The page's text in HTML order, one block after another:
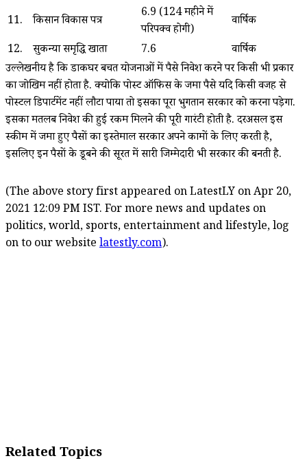
11.
किसान विकास पत्र
6.9 (124 महीने में
परिपक्व होगी)
वार्षिक
12.
सुकन्या समृद्धि खाता 7.6
वार्षिक
उल्लेखनीय है कि डाकघर बचत योजनाओं में पैसे निवेश करने पर किसी भी प्रकार
का जोखिम नहीं होता है. क्योकि पोस्ट ऑफिस के जमा पैसे यदि किसी वजह से
पोस्टल डिपार्टमेंट नहीं लौटा पाया तो इसका पूरा भुगतान सरकार को करना पड़ेगा.
इसका मतलब निवेश की हुई रकम मिलने की पूरी गारंटी होती है. दरअसल इस
स्कीम में जमा हुए पैसों का इस्तेमाल सरकार अपने कामों के लिए करती है,
इसलिए इन पैसों के डूबने की सूरत में सारी जिम्मेदारी भी सरकार की बनती है.
(The above story first appeared on LatestLY on Apr 20,
2021 12:09 PM IST. For more news and updates on
politics, world, sports, entertainment and lifestyle, log
on to our website latestly.com).
Related Topics